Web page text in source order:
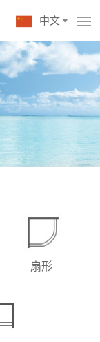
中文
扇形